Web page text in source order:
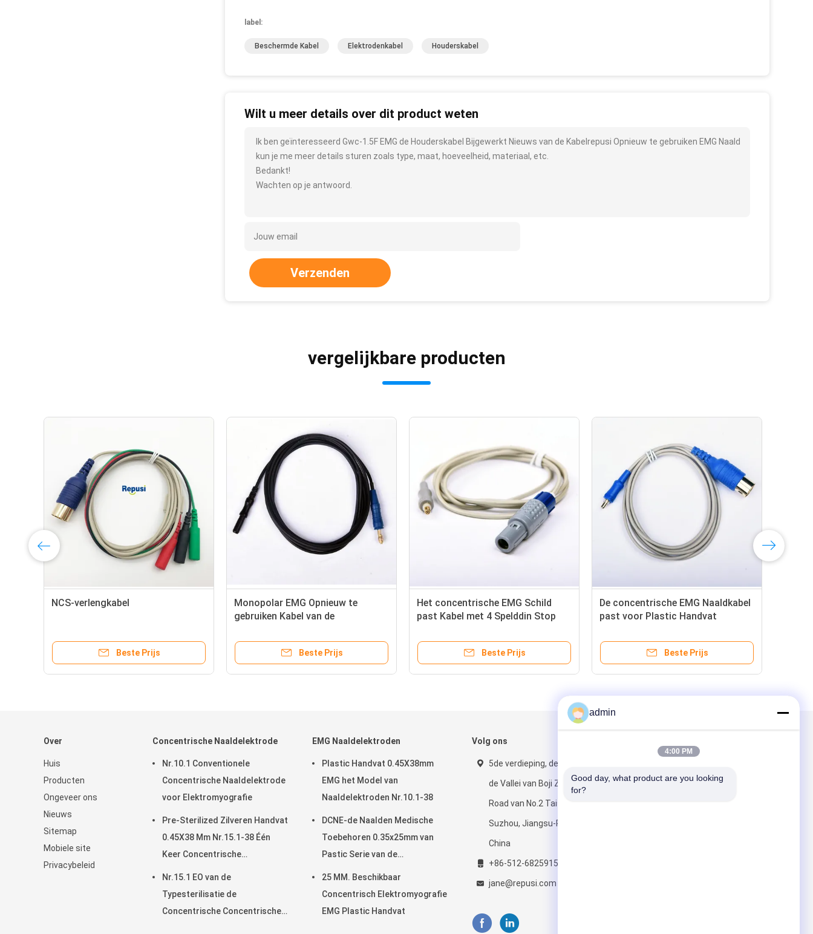
label:
Beschermde Kabel Elektrodenkabel Houderskabel
Wilt u meer details over dit product weten
Ik ben geïnteresseerd Gwc-1.5F EMG de Houderskabel Bijgewerkt Nieuws van de Kabelrepusi Opnieuw te gebruiken EMG Naald
kun je me meer details sturen zoals type, maat, hoeveelheid, materiaal, etc.
Bedankt!
Wachten op je antwoord.
Verzenden
vergelijkbare producten
NCS-verlengkabel
Beste Prijs
Monopolar EMG Opnieuw te
gebruiken Kabel van de
Looddraad
Beste Prijs
Het concentrische EMG Schild
past Kabel met 4 Spelddin Stop
Beste Prijs
De concentrische EMG Naaldkabel
past voor Plastic Handvat
Beste Prijs
Over
Huis
Producten
Ongeveer ons
Nieuws
Sitemap
Mobiele site
Privacybeleid
Concentrische Naaldelektrode
Nr.10.1 Conventionele
Concentrische Naaldelektrode
voor Elektromyografie
Pre-Sterilized Zilveren Handvat
0.45X38 Mm Nr.15.1-38 Één
Keer Concentrische
Nr.15.1 EO van de
Typesterilisatie de
Concentrische Concentrische
EMG Naaldelektroden
Plastic Handvat 0.45X38mm
EMG het Model van
Naaldelektroden Nr.10.1-38
DCNE-de Naalden Medische
Toebehoren 0.35x25mm van
Pastic Serie van de
25 MM. Beschikbaar
Concentrisch Elektromyografie
EMG Plastic Handvat
Volg ons
5de verdieping, de Bouw E,
de Vallei van Boji Zhihui,
Road van No.2 Taishan,
Suzhou, Jiangsu-Provincie,
China
+86-512-68259159
jane@repusi.com
admin
4:00 PM
Good day, what product are you looking
for?